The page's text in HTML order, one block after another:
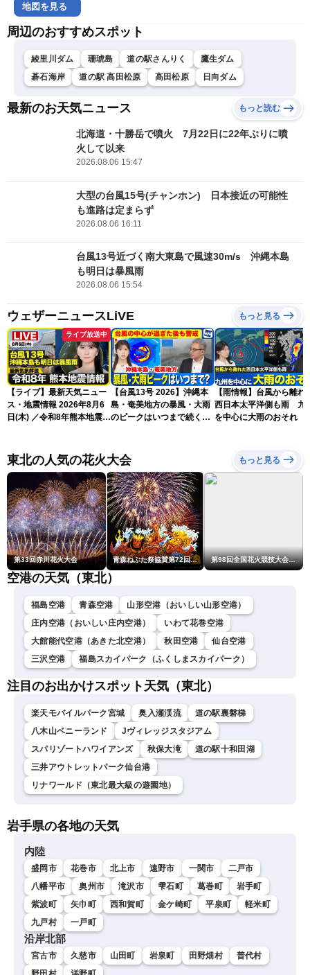
地図を見る
周辺のおすすめスポット
綾里川ダム 珊琥島 道の駅さんりく
鷹生ダム
碁石海岸
道の駅 高田松原 高田松原 日向ダム
最新のお天気ニュース もっと読む
北海道・十勝岳で噴火 7月22日に22年ぶりに噴
火して以来
2026.08.06 15:47
大型の台風15号(チャンホン) 日本接近の可能性
も進路は定まらず
2026.08.06 16:11
台風13号近づく南大東島で風速30m/s 沖縄本島
も明日は暴風雨
2026.08.06 15:54
ウェザーニュースLiVE もっと見る
ライブ放送中
【ライブ】最新天気ニュー
ス・地震情報 2026年8月6
日(木) ／令和8年熊本地震情
LiVEムーン・駒木結衣／本
田竜也〉
【台風13号 2026】沖縄本
島・奄美地方の暴風・大雨
のピークはいつまで続く？
【雨情報】台風から離れ
西日本太平洋側も雨 九
を中心に大雨のおそれ
東北の人気の花火大会 もっと見る
第33回赤川花火大会 青森ねぶた祭協賛第72回青森花火大会 第98回全国花火競技大会「大曲の花火」
空港の天気（東北）
福島空港 青森空港
山形空港（おいしい山形空港）
庄内空港（おいしい庄内空港）
いわて花巻空港
大館能代空港（あきた北空港）
秋田空港
仙台空港
三沢空港
福島スカイパーク（ふくしまスカイパーク）
注目のお出かけスポット天気（東北）
楽天モバイルパーク宮城 奥入瀬渓流
道の駅裏磐梯
八木山ベニーランド
Jヴィレッジスタジアム
スパリゾートハワイアンズ
秋保大滝
道の駅十和田湖
三井アウトレットパーク仙台港
リナワールド（東北最大級の遊園地）
岩手県の各地の天気
内陸
盛岡市 花巻市 北上市 遠野市 一関市
二戸市
八幡平市
奥州市 滝沢市 雫石町 葛巻町
岩手町
紫波町
矢巾町 西和賀町 金ケ崎町 平泉町
軽米町
九戸村
一戸町
沿岸北部
宮古市 久慈市 山田町 岩泉町 田野畑村
普代村